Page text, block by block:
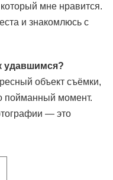
мне нравится.
и знакомлюсь с
удавшимся?
объект съёмки,
пойманный момент.
— это